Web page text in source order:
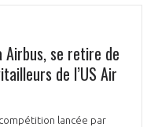
Airbus, se retire de
de l’US Air
lancée par